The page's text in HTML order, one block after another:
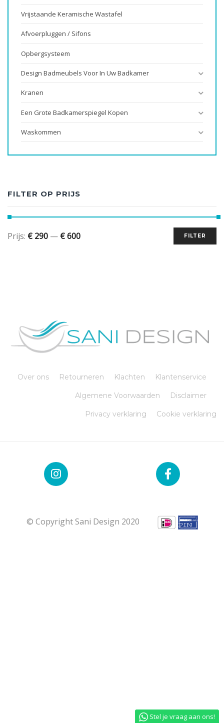
Vrijstaande Keramische Wastafel
Afvoerpluggen / Sifons
Opbergsysteem
Design Badmeubels Voor In Uw Badkamer
Kranen
Een Grote Badkamerspiegel Kopen
Waskommen
FILTER OP PRIJS
FILTER
Prijs: € 290 — € 600
Over ons Retourneren Klachten Klantenservice
Algemene Voorwaarden Disclaimer
Privacy verklaring Cookie verklaring
© Copyright Sani Design 2020
Stel je vraag aan ons!